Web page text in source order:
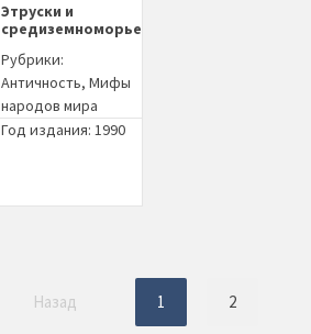
Этруски и
средиземноморье
Рубрики:
Античность, Мифы
народов мира
Год издания: 1990
Назад 1 2